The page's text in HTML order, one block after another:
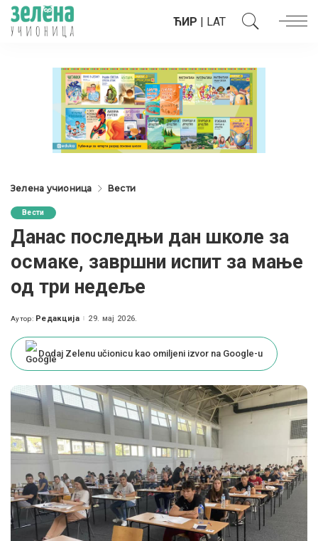
ЋИР | LAT
Зелена учионица Вести
Вести
Данас последњи дан школе за
осмаке, завршни испит за мање
од три недеље
Posted
Аутор: Редакција 29. мај 2026.
Dodaj Zelenu učionicu kao omiljeni izvor na Google-u